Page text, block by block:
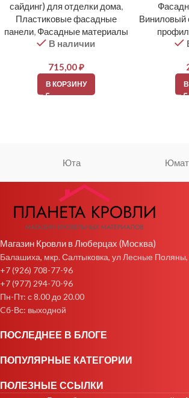
сайдинг) для отделки дома,
Пластиковые фасадные
панели, Фасадные материалы
В наличии
715,00₽
В КОРЗИНУ
Виниловый
Юта
Магазин Кровли в Люберцах (Москва)
Балашиха, мкр. Салтыковка, ул Лесные
+7 (926) 708-77-96
+7 (977) 294-70-96
Пн-Пт: с 8.00 до 20.00
Cб-Вс: выходной
ПОСЛЕДНЕЕ В БЛОГЕ
ПОПУЛЯРНЫЕ КАТЕГОРИИ
ПОЛЕЗНЫЕ ССЫЛКИ